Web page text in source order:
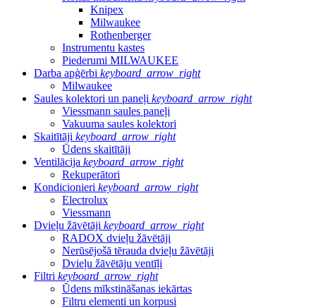
Knipex
Milwaukee
Rothenberger
Instrumentu kastes
Piederumi MILWAUKEE
Darba apģērbi keyboard_arrow_right
Milwaukee
Saules kolektori un paneļi keyboard_arrow_right
Viessmann saules paneļi
Vakuuma saules kolektori
Skaitītāji keyboard_arrow_right
Ūdens skaitītāji
Ventilācija keyboard_arrow_right
Rekuperātori
Kondicionieri keyboard_arrow_right
Electrolux
Viessmann
Dvieļu žāvētāji keyboard_arrow_right
RADOX dvieļu žāvētāji
Nerūsējošā tērauda dvieļu žāvētāji
Dvieļu žāvētāju ventīļi
Filtri keyboard_arrow_right
Ūdens mīkstināšanas iekārtas
Filtru elementi un korpusi